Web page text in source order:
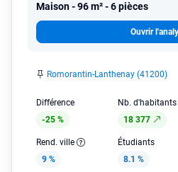
Maison 96 m² - 6 pièces
Ouvrir
Romorantin-Lanthenay (41200)
Différence
-25 %
Nb. d'habitants
18 377
Rend. ville
9 %
Étudiants
8.1 %